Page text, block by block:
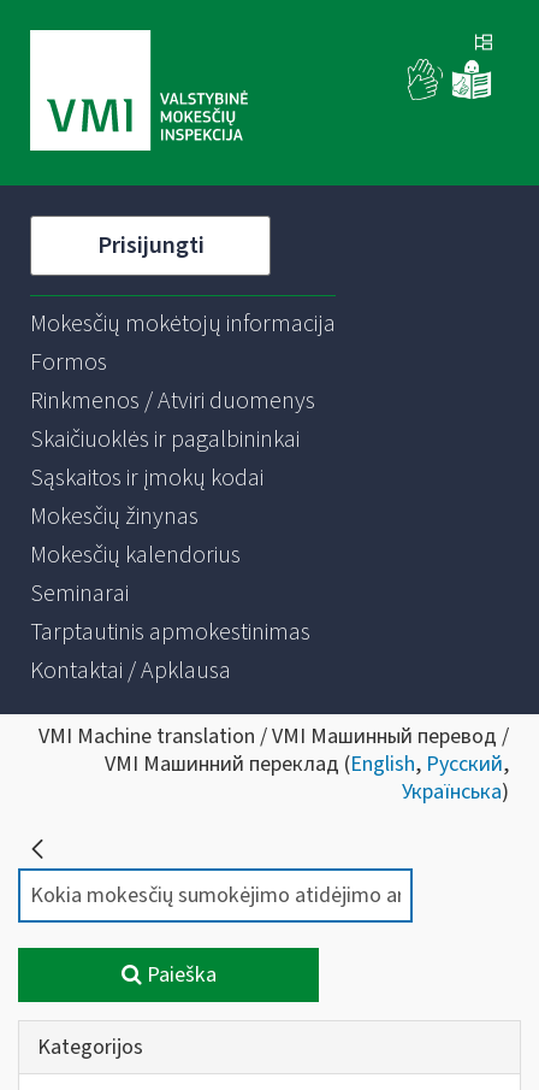
Prisijungti
Mokesčių mokėtojų informacija
Formos
Rinkmenos / Atviri duomenys
Skaičiuoklės ir pagalbininkai
Sąskaitos ir įmokų kodai
Mokesčių žinynas
Mokesčių kalendorius
Seminarai
Tarptautinis apmokestinimas
Kontaktai / Apklausa
VMI Machine translation / VMI Машинный перевод /
VMI Машинний переклад (English, Русский,
Українська)
Paieška
Kategorijos